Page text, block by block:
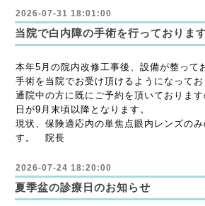
2026-07-31 18:01:00
当院で白内障の手術を行っておりま
本年5月の院内改修工事後、設備が整って
手術を当院でお受け頂けるようになってお
通院中の方に既にご予約を頂いておりま
日が9月末頃以降となります。
現状、保険適応内の単焦点眼内レンズの
す。 院長
2026-07-24 18:20:00
夏季盆の診療日のお知らせ